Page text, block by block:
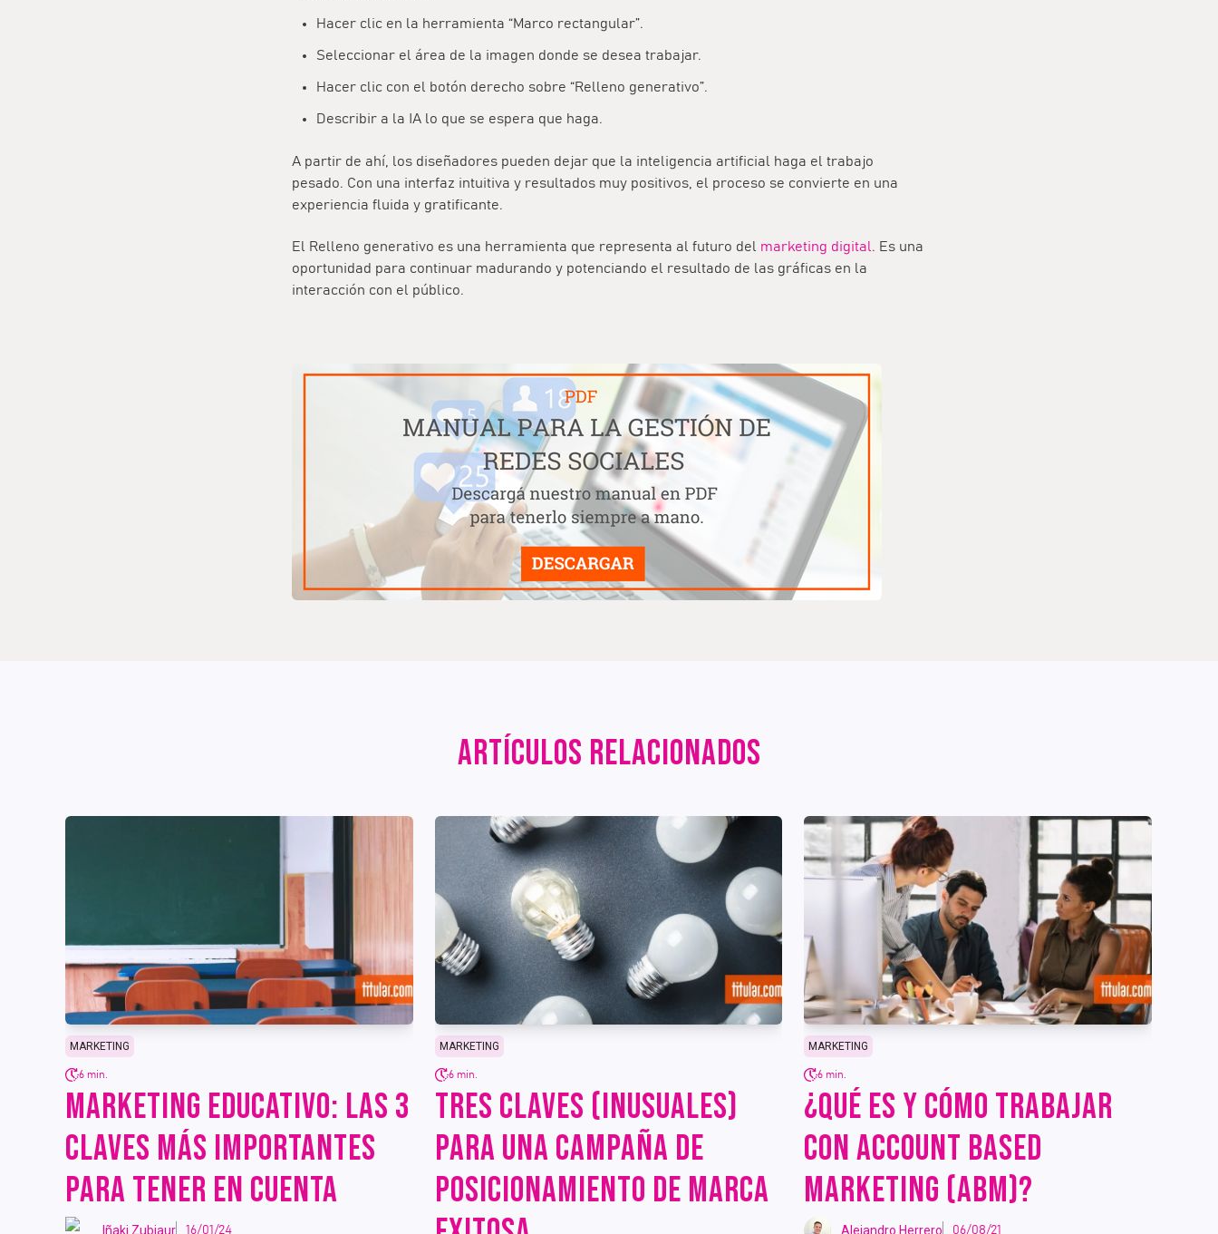
Hacer clic en la herramienta “Marco rectangular”.
Seleccionar el área de la imagen donde se desea trabajar.
Hacer clic con el botón derecho sobre “Relleno generativo”.
Describir a la IA lo que se espera que haga.
A partir de ahí, los diseñadores pueden dejar que la inteligencia artificial haga el trabajo
pesado. Con una interfaz intuitiva y resultados muy positivos, el proceso se convierte en una
experiencia fluida y gratificante.
El Relleno generativo es una herramienta que representa al futuro del marketing digital. Es una
oportunidad para continuar madurando y potenciando el resultado de las gráficas en la
interacción con el público.
ARTÍCULOS RELACIONADOS
MARKETING
6 min.
MARKETING EDUCATIVO: LAS 3
CLAVES MÁS IMPORTANTES
PARA TENER EN CUENTA
Iñaki Zubiaur 16/01/24
MARKETING
6 min.
TRES CLAVES (INUSUALES)
PARA UNA CAMPAÑA DE
POSICIONAMIENTO DE MARCA
MARKETING
6 min.
¿QUÉ ES Y CÓMO TRABAJAR
CON ACCOUNT BASED
MARKETING (ABM)?
Alejandro Herrero 06/08/21